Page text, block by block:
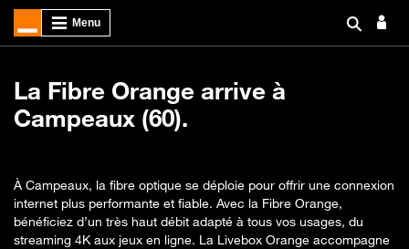
La Fibre Orange arrive à
Campeaux (60).
À Campeaux, la fibre optique se déploie pour offrir une connexion
internet plus performante et fiable. Avec la Fibre Orange,
bénéficiez d’un très haut débit adapté à tous vos usages, du
streaming 4K aux jeux en ligne. La Livebox Orange accompagne